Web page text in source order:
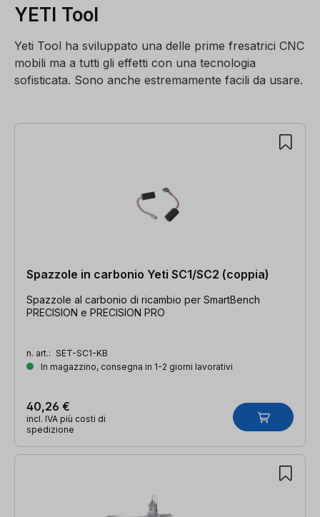
YETI Tool
Yeti Tool ha sviluppato una delle prime fresatrici CNC
mobili ma a tutti gli effetti con una tecnologia
sofisticata. Sono anche estremamente facili da usare.
3 articoli trovati
Spazzole in carbonio Yeti SC1/SC2 (coppia)
Spazzole al carbonio di ricambio per SmartBench
PRECISION e PRECISION PRO
n. art.: SET-SC1-KB
In magazzino, consegna in 1-2 giorni lavorativi
40,26 €
incl. IVA più costi di
spedizione